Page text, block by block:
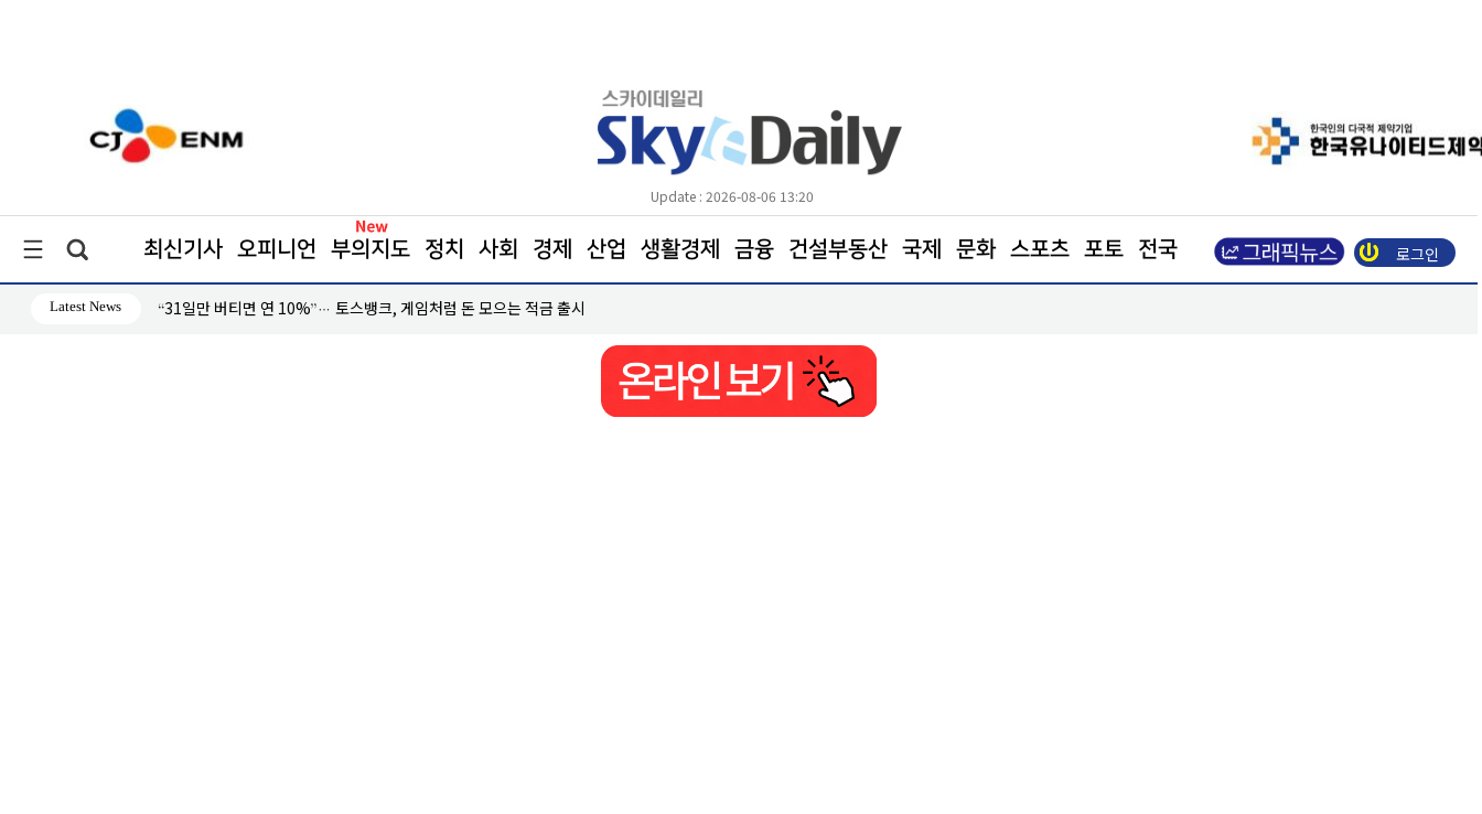
Update : 2026-08-06 13:20
최신기사 오피니언 부의지도 정치 사회 경제 산업 생활경제 금융 건설부동산 국제 문화 스포츠 포토 전국 로그인
Latest News “31일만 버티면 연 10%”… 토스뱅크, 게임처럼 돈 모으는 적금 출시